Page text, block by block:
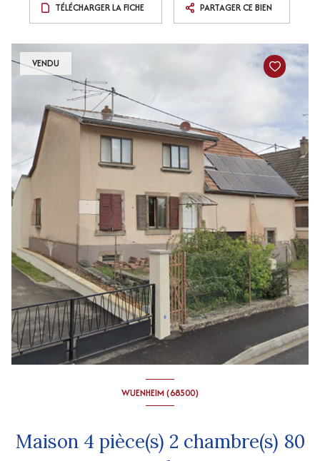
TÉLÉCHARGER LA FICHE PARTAGER CE BIEN
VENDU
WUENHEIM (68500)
Maison 4 pièce(s) 2 chambre(s) 80